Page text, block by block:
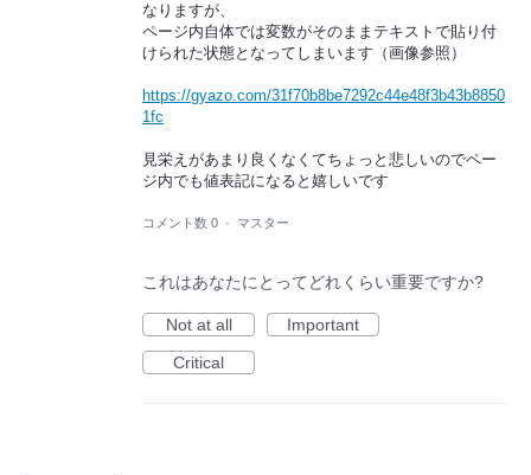
なりますが、
ページ内自体では変数がそのままテキストで貼り付
けられた状態となってしまいます（画像参照）
https://gyazo.com/31f70b8be7292c44e48f3b43b8850
1fc
見栄えがあまり良くなくてちょっと悲しいのでペー
ジ内でも値表記になると嬉しいです
コメント数 0 · マスター
これはあなたにとってどれくらい重要ですか?
Not at all
Important
Critical